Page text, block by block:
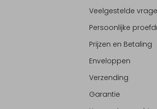
Veelgestelde
Persoonlijke
Prijzen en Betaling
Enveloppen
Verzending
Garantie